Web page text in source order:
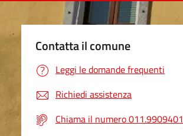
Contatta il comune
Leggi le domande frequenti
Richiedi assistenza
Chiama il numero 011.9909401